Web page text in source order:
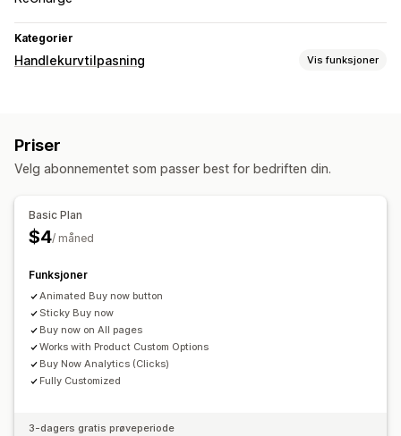
Kategorier
Handlekurvtilpasning Vis funksjoner
Priser
Velg abonnementet som passer best for bedriften din.
Basic Plan
$4/ måned
Funksjoner
Animated Buy now button
Sticky Buy now
Buy now on All pages
Works with Product Custom Options
Buy Now Analytics (Clicks)
Fully Customized
3-dagers gratis prøveperiode